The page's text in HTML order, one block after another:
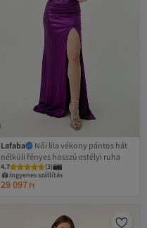
Lafaba
Női lila vékony pántos hát
nélküli fényes hosszú estélyi ruha
4.7 (3)
Ingyenes szállítás
29 097 Ft